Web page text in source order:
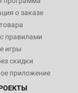
о заказе
правилами
игры
скидки
приложение